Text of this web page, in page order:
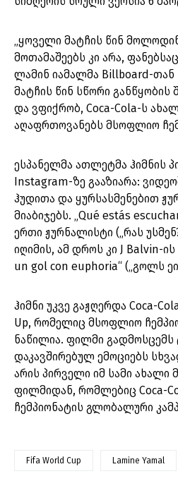
„ყოველი მატჩის წინ
მოთამაშეებს კი არა,
ლამინ იამალმა Billboard-თან
მატჩის წინ სწორი განწყობის
და ვფიქრობ, Coca-Cola-ს
აღაფრთოვანებს მსოფლიო
ესპანელმა ათლეტმა ჰიმნის
Instagram-ზე გააზიარა:
ჰუდითა და ყურსასმენებით
მიაბიჯებს. „Qué estás
ერთი ჟურნალისტი („რას
იღიმის, ამ დროს კი J Balvin-ის
un gol con euphoria“ („გოლს
ჰიმნი უკვე გაჟღერდა Coca-
Up, რომელიც მსოფლიო
ნაწილია. ფილმი გადმოსცემს
დაკავშირებულ ემოციებს
არის პირველი იმ სამი ახალი
ფილმიდან, რომლებიც Coca-
ჩემპიონატის გლობალური
Fifa World Cup Lamine Yamal